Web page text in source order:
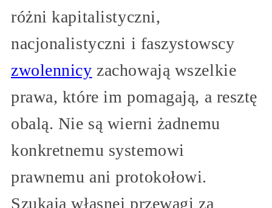
różni kapitalistyczni,
nacjonalistyczni i faszystowscy
zwolennicy zachowają wszelkie
prawa, które im pomagają, a resztę
obalą. Nie są wierni żadnemu
konkretnemu systemowi
prawnemu ani protokołowi.
Szukają własnej przewagi za